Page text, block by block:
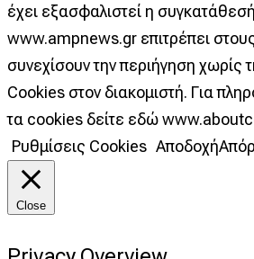
έχει εξασφαλιστεί η
www.ampnews.gr επιτρέπει
συνεχίσουν την περιήγηση χωρίς
Cookies στον διακομιστή. Για
τα cookies δείτε εδώ
Ρυθμίσεις Cookies Αποδοχή
Close